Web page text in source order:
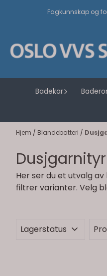
Hopp til innholdFagkunnskap og
Badekar
Hjem / Blandebatteri /
Dusjgarnityr
Her ser du et utvalg
filtrer varianter. Velg
Lagerstatus